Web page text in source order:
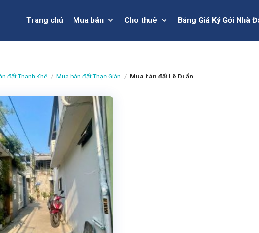
Trang chủ Mua bán Cho thuê Bảng Giá Ký Gởi Nhà
đất Thanh Khê / Mua bán đất Thạc Gián / Mua bán đất Lê Duẩn